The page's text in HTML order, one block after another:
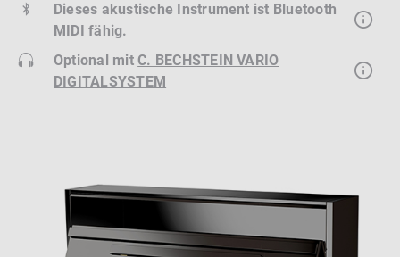
Dieses akustische Instrument ist Bluetooth
MIDI fähig.
Optional mitC. BECHSTEIN VARIO
DIGITALSYSTEM